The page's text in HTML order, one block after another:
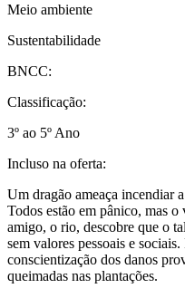
Meio ambiente
Sustentabilidade
BNCC:
Classificação:
3º ao 5º Ano
Incluso na oferta:
Um dragão ameaça incendiar
Todos estão em pânico, mas
amigo, o rio, descobre que o
sem valores pessoais e
conscientização dos danos
queimadas nas plantações.